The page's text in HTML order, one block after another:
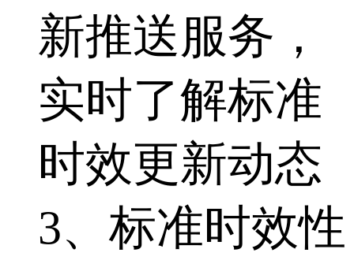
新推送服务，
实时了解标准
时效更新动态
3、标准时效性